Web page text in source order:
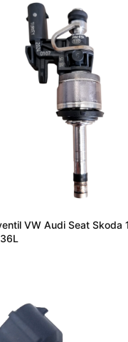
VW Audi Seat Skoda